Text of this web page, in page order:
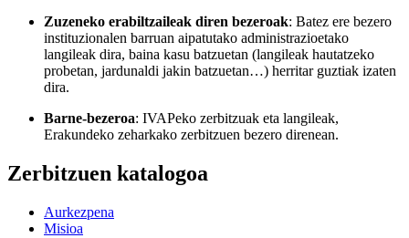
Zuzeneko erabiltzaileak diren bezeroak: Batez ere bezero
instituzionalen barruan aipatutako administrazioetako
langileak dira, baina kasu batzuetan (langileak hautatzeko
probetan, jardunaldi jakin batzuetan…) herritar guztiak izaten
dira.
Barne-bezeroa: IVAPeko zerbitzuak eta langileak,
Erakundeko zeharkako zerbitzuen bezero direnean.
Zerbitzuen katalogoa
Aurkezpena
Misioa